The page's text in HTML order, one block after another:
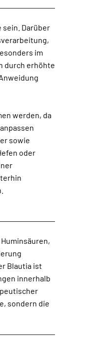
sein. Darüber
werden, da
sowie
oder